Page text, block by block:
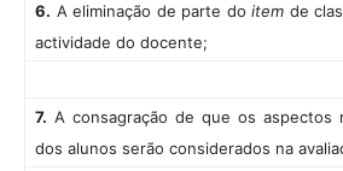
6. A eliminação de parte doitem de
actividade do docente;
7. A consagração de que os aspectos
dos alunos serão considerados na